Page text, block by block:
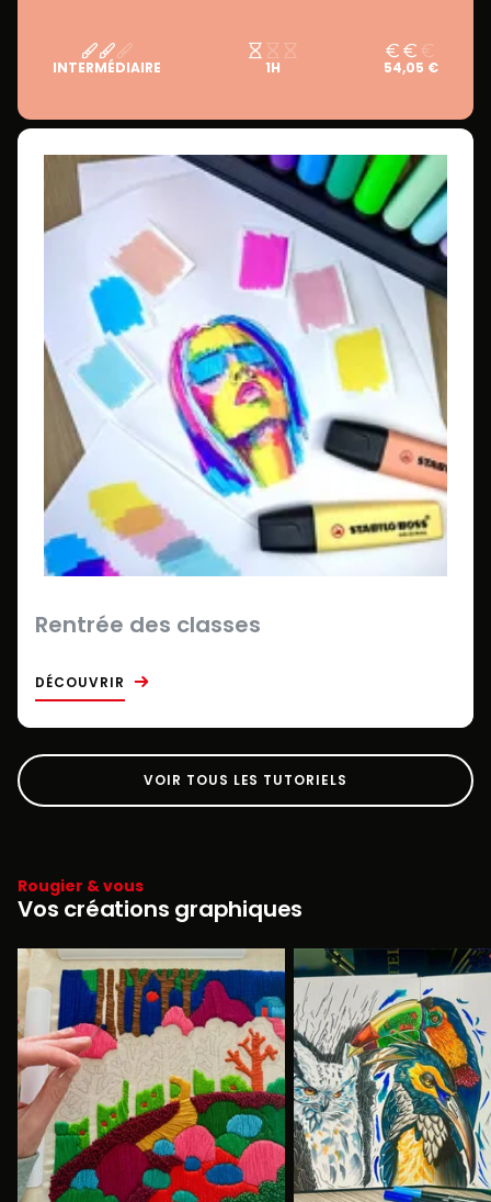
INTERMÉDIAIRE 1H 54,05 €
Rentrée des classes
DÉCOUVRIR
VOIR TOUS LES TUTORIELS
Rougier & vous
Vos créations graphiques